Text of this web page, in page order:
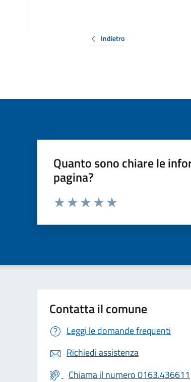
Indietro
Quanto sono chiare le
pagina?
Valuta da 1 a 5 stelle la pagina
Contatta il comune
Leggi le domande frequenti
Richiedi assistenza
Chiama il numero 0163.436611